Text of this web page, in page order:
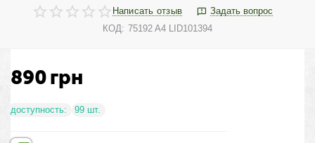
Написать отзыв
Задать вопрос
КОД: 75192 A4 LID101394
890грн
доступность: 99 шт.